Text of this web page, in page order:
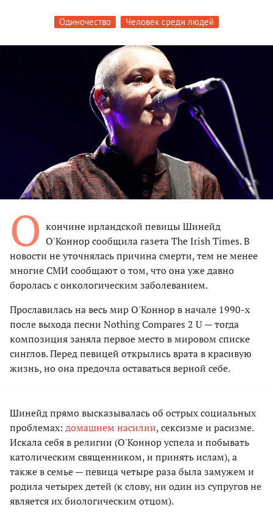
Одиночество Человек среди людей
О кончине ирландской певицы Шинейд
О'Коннор сообщила газета The Irish Times. В
новости не уточнялась причина смерти, тем не менее
многие СМИ сообщают о том, что она уже давно
боролась с онкологическим заболеванием.
Прославилась на весь мир О'Коннор в начале 1990-х
после выхода песни Nothing Compares 2 U — тогда
композиция заняла первое место в мировом списке
синглов. Перед певицей открылись врата в красивую
жизнь, но она предочла оставаться верной себе.
Шинейд прямо высказывалась об острых социальных
проблемах: домашнем насилии, сексизме и расизме.
Искала себя в религии (О'Коннор успела и побывать
католическим священником, и принять ислам), а
также в семье — певица четыре раза была замужем и
родила четырех детей (к слову, ни один из супругов не
является их биологическим отцом).